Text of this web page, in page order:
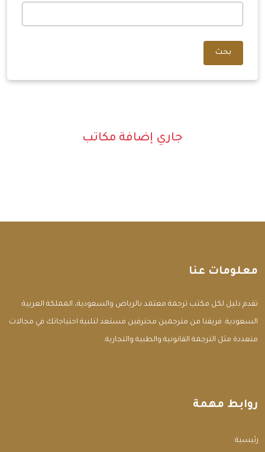
بحث
جاري إضافة مكاتب
معلومات عنا
تقدم دليل لكل مكتب ترجمة معتمد بالرياض والسعودية، المملكة العربية
السعودية. فريقنا من مترجمين محترفين مستعد لتلبية احتياجاتك في مجالات
متعددة مثل الترجمة القانونية والطبية والتجارية.
روابط مهمة
الرئيسية